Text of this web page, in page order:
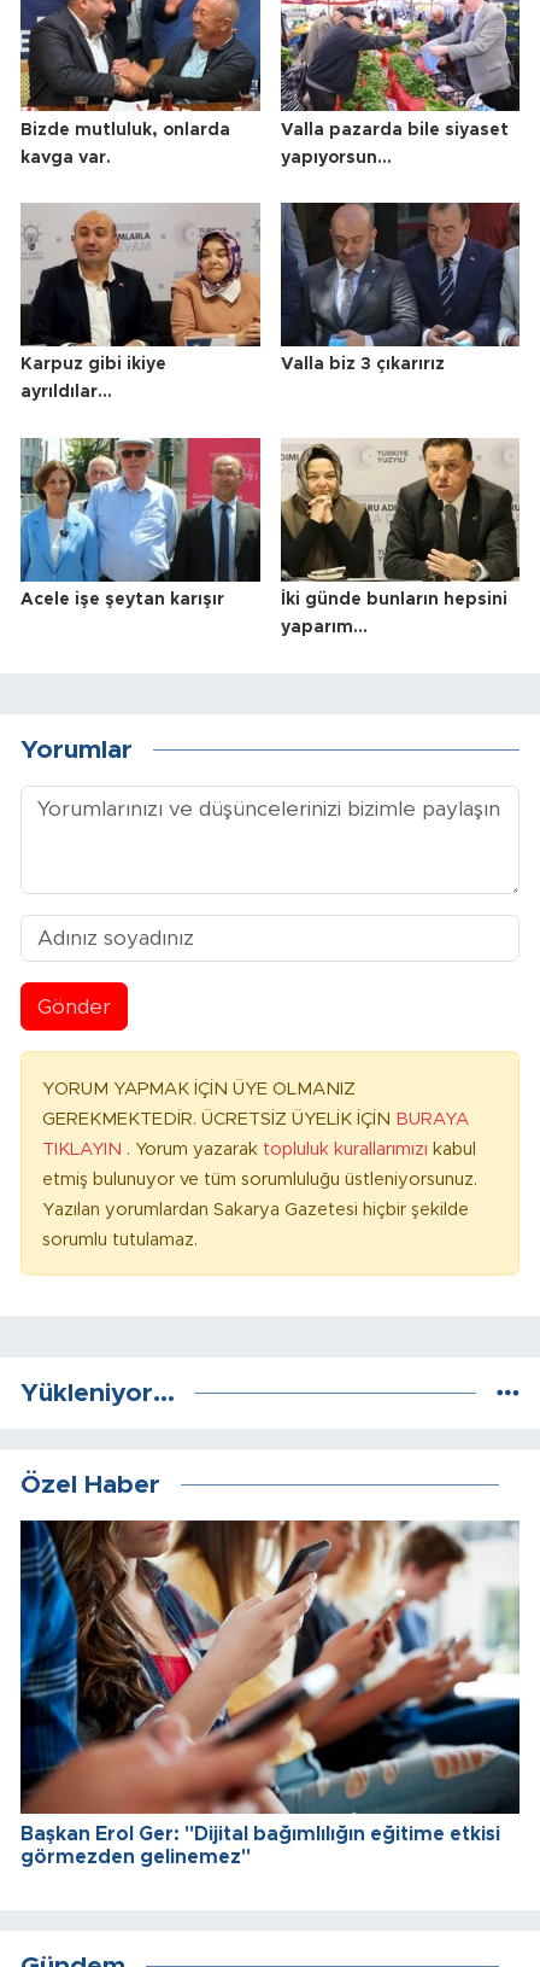
Bizde mutluluk, onlarda
kavga var.
Valla pazarda bile siyaset
yapıyorsun…
Karpuz gibi ikiye
ayrıldılar…
Valla biz 3 çıkarırız
Acele işe şeytan karışır
İki günde bunların hepsini
yaparım…
Yorumlar
Gönder
YORUM YAPMAK İÇİN ÜYE OLMANIZ
GEREKMEKTEDİR. ÜCRETSİZ ÜYELİK İÇİN BURAYA
TIKLAYIN . Yorum yazarak topluluk kurallarımızı kabul
etmiş bulunuyor ve tüm sorumluluğu üstleniyorsunuz.
Yazılan yorumlardan Sakarya Gazetesi hiçbir şekilde
sorumlu tutulamaz.
Yükleniyor...
Özel Haber
Başkan Erol Ger: "Dijital bağımlılığın eğitime etkisi
görmezden gelinemez"